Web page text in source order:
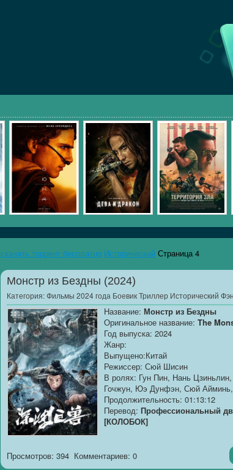
скачать торрент бесплатно Исторический Страница 4
Монстр из Бездны (2024)
Категория:Фильмы 2024 года Боевик Триллер Исторический
Название: Монстр из Бездны
Оригинальное название: The
Год выпуска: 2024
Жанр:
Выпущено:Китай
Режиссер: Сюй Шисин
В ролях: Гун Пин, Нань
Гочжун, Юэ Дунфэн, Сюй
Продолжительность: 01:13:12
Перевод: Профессиональный
[КОЛОБОК]
Размер:1.37 GB
Просмотров: 394 Комментариев: 0